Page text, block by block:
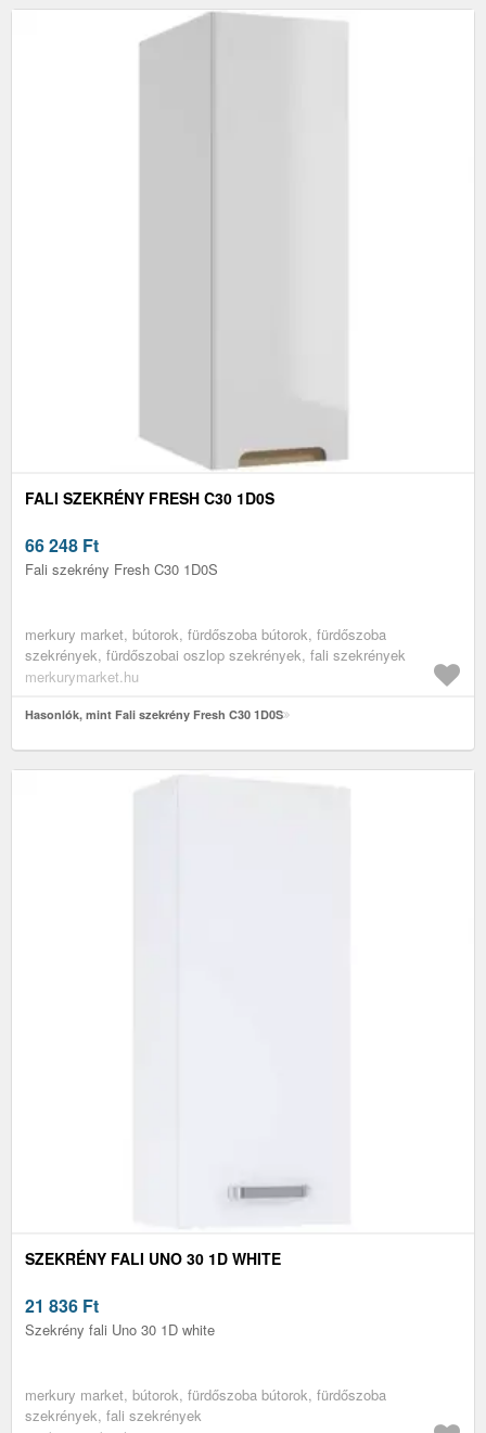
FALI SZEKRÉNY FRESH C30 1D0S
66 248 Ft
Fali szekrény Fresh C30 1D0S
merkury market, bútorok, fürdőszoba bútorok, fürdőszoba
szekrények, fürdőszobai oszlop szekrények, fali szekrények
merkurymarket.hu
Hasonlók, mint Fali szekrény Fresh C30 1D0S
SZEKRÉNY FALI UNO 30 1D WHITE
21 836 Ft
Szekrény fali Uno 30 1D white
merkury market, bútorok, fürdőszoba bútorok, fürdőszoba
szekrények, fali szekrények